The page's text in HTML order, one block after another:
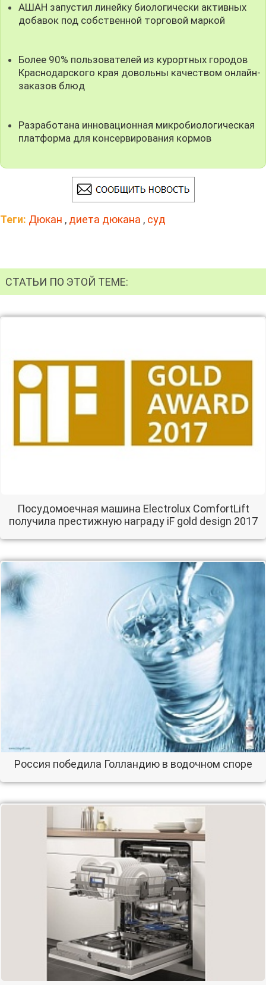
АШАН запустил линейку биологически активных
добавок под собственной торговой маркой
Более 90% пользователей из курортных городов
Краснодарского края довольны качеством онлайн-
заказов блюд
Разработана инновационная микробиологическая
платформа для консервирования кормов
Теги: Дюкан , диета дюкана , суд
СТАТЬИ ПО ЭТОЙ ТЕМЕ:
Посудомоечная машина Electrolux ComfortLift
получила престижную награду iF gold design 2017
Россия победила Голландию в водочном споре